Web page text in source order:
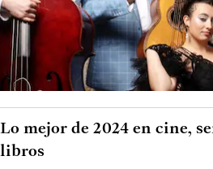
Lo mejor de 2024 en cine,
libros